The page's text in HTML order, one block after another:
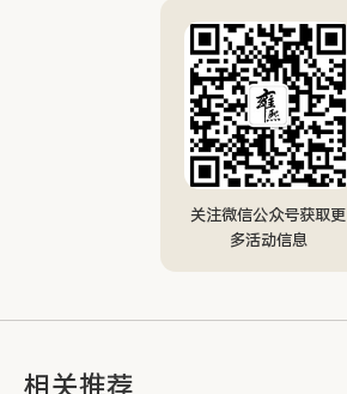
关注微信公众号获取更
多活动信息